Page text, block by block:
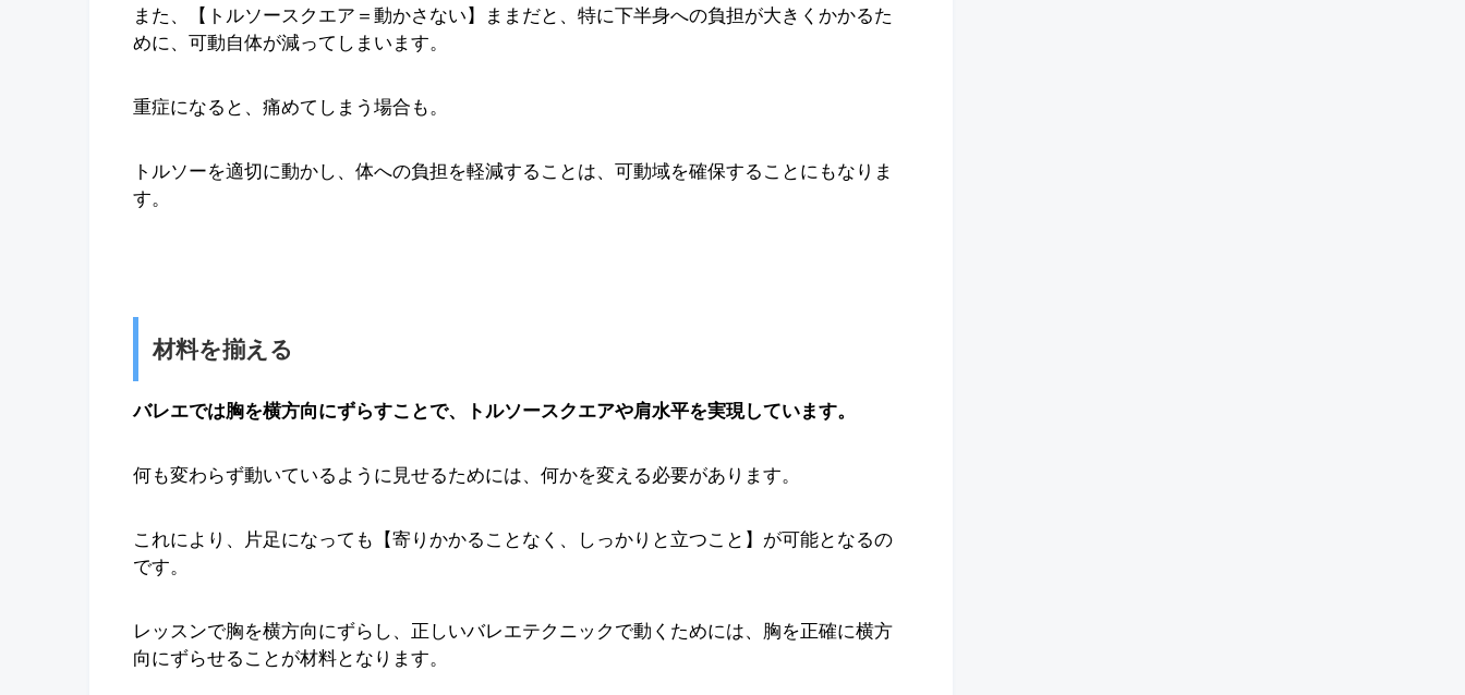
また、【トルソースクエア＝動かさない】ままだと、特に下半身への負担が大きくかかるた
めに、可動自体が減ってしまいます。
重症になると、痛めてしまう場合も。
トルソーを適切に動かし、体への負担を軽減することは、可動域を確保することにもなりま
す。
材料を揃える
バレエでは胸を横方向にずらすことで、トルソースクエアや肩水平を実現しています。
何も変わらず動いているように見せるためには、何かを変える必要があります。
これにより、片足になっても【寄りかかることなく、しっかりと立つこと】が可能となるの
です。
レッスンで胸を横方向にずらし、正しいバレエテクニックで動くためには、胸を正確に横方
向にずらせることが材料となります。